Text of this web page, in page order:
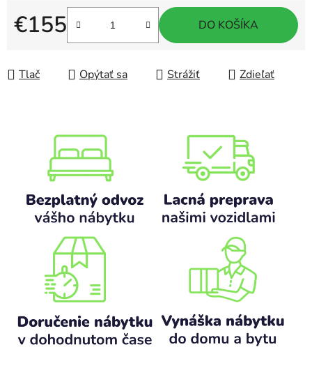
€155
Jednotková cena:
DO KOŠÍKA
Tlač Opýtať sa Strážiť Zdieľať